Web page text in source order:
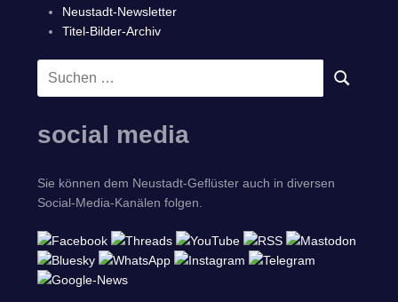
Neustadt-Newsletter
Titel-Bilder-Archiv
Suchen
SUCHEN
social media
Sie können dem Neustadt-Geflüster auch in diversen
Social-Media-Kanälen folgen.